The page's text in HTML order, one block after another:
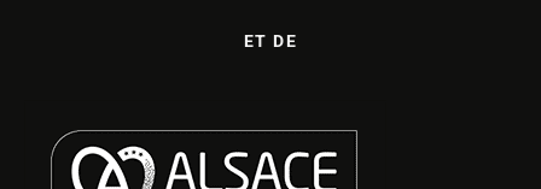
ET DE